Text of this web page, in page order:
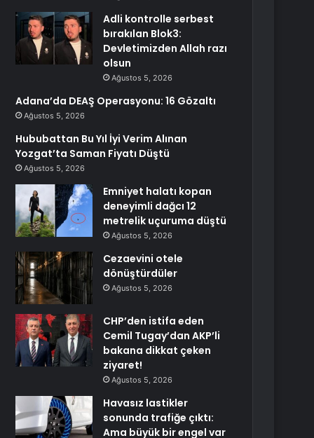
Adli kontrolle serbest
bırakılan Blok3:
Devletimizden Allah razı
olsun
Ağustos 5, 2026
Adana’da DEAŞ Operasyonu: 16 Gözaltı
Ağustos 5, 2026
Hububattan Bu Yıl İyi Verim Alınan
Yozgat’ta Saman Fiyatı Düştü
Ağustos 5, 2026
Emniyet halatı kopan
deneyimli dağcı 12
metrelik uçuruma düştü
Ağustos 5, 2026
Cezaevini otele
dönüştürdüler
Ağustos 5, 2026
CHP’den istifa eden
Cemil Tugay’dan AKP’li
bakana dikkat çeken
ziyaret!
Ağustos 5, 2026
Havasız lastikler
sonunda trafiğe çıktı:
Ama büyük bir engel var